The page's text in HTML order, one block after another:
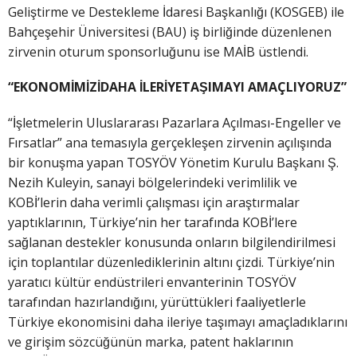
Geliştirme ve Destekleme İdaresi Başkanlığı (KOSGEB) ile
Bahçeşehir Üniversitesi (BAU) iş birliğinde düzenlenen
zirvenin oturum sponsorluğunu ise MAİB üstlendi.
“EKONOMİMİZİDAHA İLERİYETAŞIMAYI AMAÇLIYORUZ”
“İşletmelerin Uluslararası Pazarlara Açılması-Engeller ve
Fırsatlar” ana temasıyla gerçekleşen zirvenin açılışında
bir konuşma yapan TOSYÖV Yönetim Kurulu Başkanı Ş.
Nezih Kuleyin, sanayi bölgelerindeki verimlilik ve
KOBİ’lerin daha verimli çalışması için araştırmalar
yaptıklarının, Türkiye’nin her tarafında KOBİ’lere
sağlanan destekler konusunda onların bilgilendirilmesi
için toplantılar düzenlediklerinin altını çizdi. Türkiye’nin
yaratıcı kültür endüstrileri envanterinin TOSYÖV
tarafından hazırlandığını, yürüttükleri faaliyetlerle
Türkiye ekonomisini daha ileriye taşımayı amaçladıklarını
ve girişim sözcüğünün marka, patent haklarının